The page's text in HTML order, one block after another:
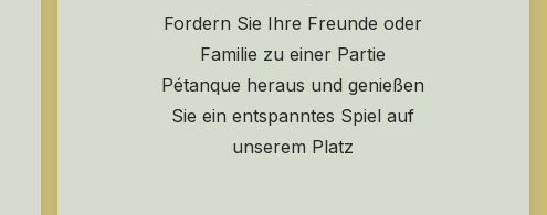
Fordern Sie Ihre Freunde oder
Familie zu einer Partie
Pétanque heraus und genießen
Sie ein entspanntes Spiel auf
unserem Platz